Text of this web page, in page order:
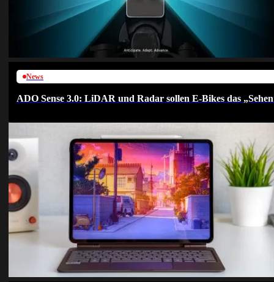
News
ADO Sense 3.0: LiDAR und Radar sollen E-Bikes das